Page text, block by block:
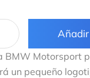
BMW Motorsport
un pequeño